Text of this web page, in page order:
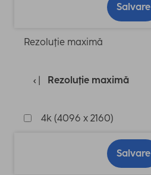
Salvare
Rezoluţie maximă
Rezoluţie maximă
4k (4096 x 2160)
Salvare